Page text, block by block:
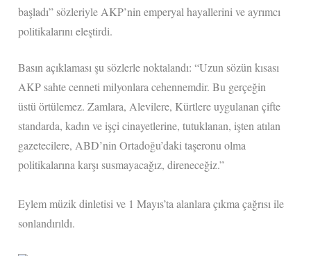
başladı” sözleriyle AKP’nin emperyal hayallerini ve ayrımcı
politikalarını eleştirdi.
Basın açıklaması şu sözlerle noktalandı: “Uzun sözün kısası
AKP sahte cenneti milyonlara cehennemdir. Bu gerçeğin
üstü örtülemez. Zamlara, Alevilere, Kürtlere uygulanan çifte
standarda, kadın ve işçi cinayetlerine, tutuklanan, işten atılan
gazetecilere, ABD’nin Ortadoğu’daki taşeronu olma
politikalarına karşı susmayacağız, direneceğiz.”
Eylem müzik dinletisi ve 1 Mayıs’ta alanlara çıkma çağrısı ile
sonlandırıldı.